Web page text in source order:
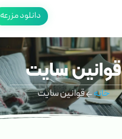
دانلود مزرعه
قوانین سایت
خانه قوانین سایت